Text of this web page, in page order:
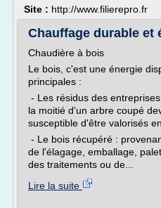
Site : http://www.filierepro.fr
Chauffage durable et
Chaudière à bois
Le bois, c'est une énergie
principales :
- Les résidus des
la moitié d'un arbre coupé
susceptible d'être valorisés
- Le bois récupéré :
de l'élagage, emballage,
des traitements ou de...
Lire la suite